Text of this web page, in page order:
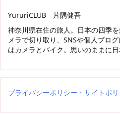
YururiCLUB 片隅健吾
神奈川県在住の旅人。日本の四季
メラで切り取り、SNSや個人ブロ
はカメラとバイク。思いのままに日
プライバシーポリシー・サイトポ